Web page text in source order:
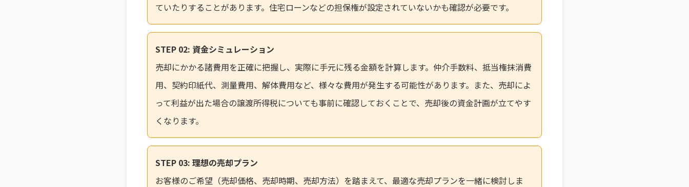
ていたりすることがあります。住宅ローンなどの担保権が設定されていないかも確認が必要です。
STEP 02: 資金シミュレーション
売却にかかる諸費用を正確に把握し、実際に手元に残る金額を計算します。仲介手数料、抵当権抹消費
用、契約印紙代、測量費用、解体費用など、様々な費用が発生する可能性があります。また、売却によ
って利益が出た場合の譲渡所得税についても事前に確認しておくことで、売却後の資金計画が立てやす
くなります。
STEP 03: 理想の売却プラン
お客様のご希望（売却価格、売却時期、売却方法）を踏まえて、最適な売却プランを一緒に検討しま